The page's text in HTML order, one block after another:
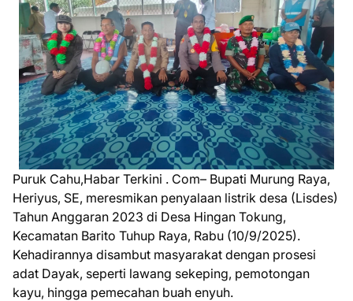
Puruk Cahu,Habar Terkini . Com– Bupati Murung Raya,
Heriyus, SE, meresmikan penyalaan listrik desa (Lisdes)
Tahun Anggaran 2023 di Desa Hingan Tokung,
Kecamatan Barito Tuhup Raya, Rabu (10/9/2025).
Kehadirannya disambut masyarakat dengan prosesi
adat Dayak, seperti lawang sekeping, pemotongan
kayu, hingga pemecahan buah enyuh.